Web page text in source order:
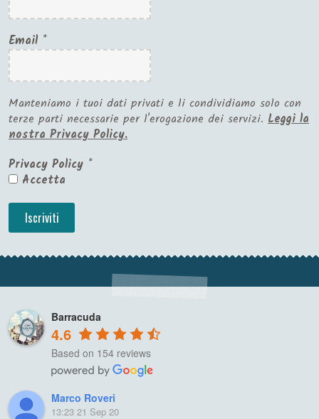
Email *
Manteniamo i tuoi dati privati e li condividiamo solo con
terze parti necessarie per l'erogazione dei servizi. Leggi la
nostra Privacy Policy.
Privacy Policy *
Accetta
Barracuda
4.6
Based on 154 reviews
Marco Roveri
13:23 21 Sep 20